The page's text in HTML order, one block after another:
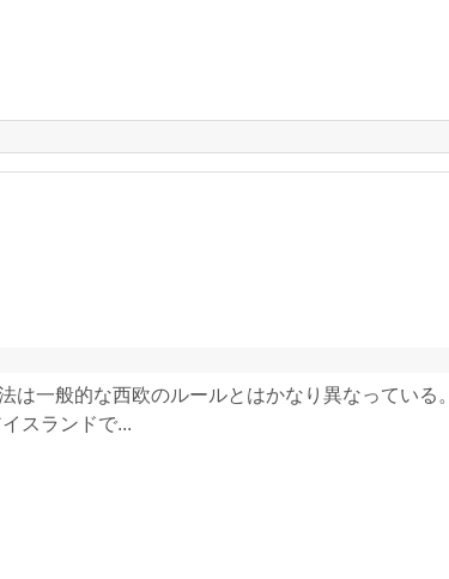
は一般的な西欧のルールとはかなり異なっている。
スランドで...